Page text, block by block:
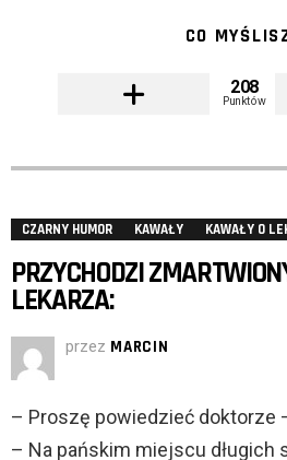
CO
208
Punktów
CZARNY HUMOR KAWAŁY KAWAŁY O
PRZYCHODZI
LEKARZA:
przez MARCIN
– Proszę powiedzieć doktorze
– Na pańskim miejscu długich